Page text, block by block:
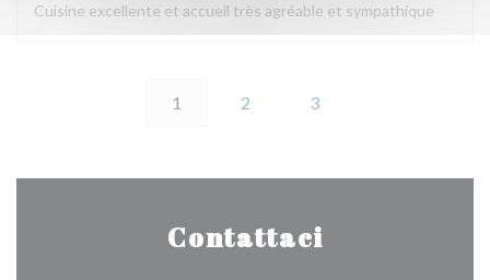
Cuisine excellente et accueil très agréable et sympathique
1 2 3
Contattaci